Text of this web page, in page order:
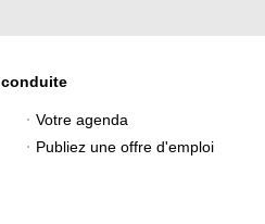
Votre agenda
Publiez une offre d'emploi